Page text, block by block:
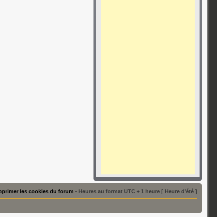
les cookies du forum • Heures au format UTC + 1 heure [ Heure d’été ]